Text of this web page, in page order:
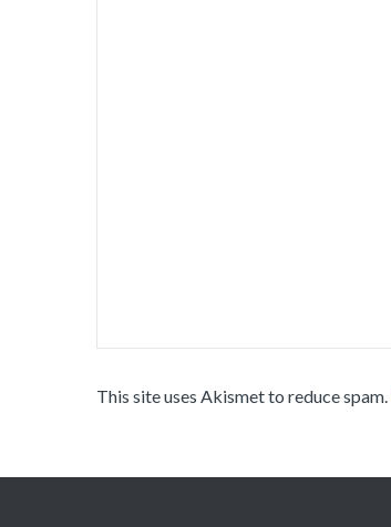
This site uses Akismet to reduce spam.